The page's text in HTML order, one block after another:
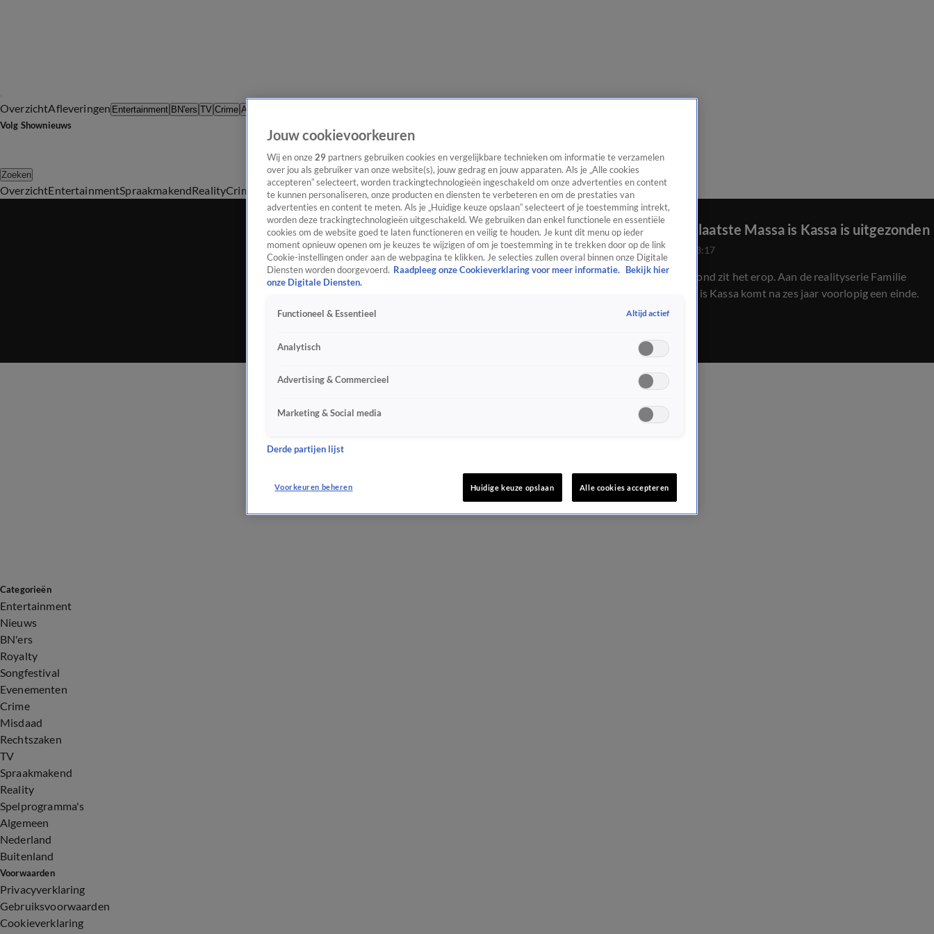
OverzichtAfleveringen Entertainment BN'ers TV Crime Algemeen
Volg Shownieuws
Zoeken
OverzichtEntertainmentSpraakmakendRealityCrime Video'sAfleveringen
Voorlopig laatste Massa is Kassa is uitgezonden
5 juni 2026, 23:17
Na vrijdagavond zit het erop. Aan de realityserie Familie
Gillis: Massa is Kassa komt na zes jaar voorlopig een einde.
Categorieën
Entertainment
Nieuws
BN'ers
Royalty
Songfestival
Evenementen
Crime
Misdaad
Rechtszaken
TV
Spraakmakend
Reality
Spelprogramma's
Algemeen
Nederland
Buitenland
Voorwaarden
Privacyverklaring
Gebruiksvoorwaarden
Cookieverklaring
Jouw cookievoorkeuren
Wij en onze 29 partners gebruiken cookies en vergelijkbare technieken om informatie te verzamelen
over jou als gebruiker van onze website(s), jouw gedrag en jouw apparaten. Als je „Alle cookies
accepteren” selecteert, worden trackingtechnologieën ingeschakeld om onze advertenties en content
te kunnen personaliseren, onze producten en diensten te verbeteren en om de prestaties van
advertenties en content te meten. Als je „Huidige keuze opslaan” selecteert of je toestemming intrekt,
worden deze trackingtechnologieën uitgeschakeld. We gebruiken dan enkel functionele en essentiële
cookies om de website goed te laten functioneren en veilig te houden. Je kunt dit menu op ieder
moment opnieuw openen om je keuzes te wijzigen of om je toestemming in te trekken door op de link
Cookie-instellingen onder aan de webpagina te klikken. Je selecties zullen overal binnen onze Digitale
Diensten worden doorgevoerd. Raadpleeg onze Cookieverklaring voor meer informatie.
Bekijk hier
onze Digitale Diensten.
Functioneel & Essentieel Altijd actief
Analytisch
Advertising & Commercieel
Marketing & Social media
Derde partijen lijst
Voorkeuren beheren Huidige keuze opslaan Alle cookies accepteren